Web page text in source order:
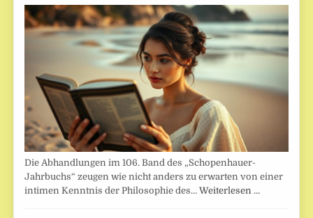
Die Abhandlungen im 106. Band des „Schopenhauer-
Jahrbuchs“ zeugen wie nicht anders zu erwarten von einer
intimen Kenntnis der Philosophie des…Weiterlesen …